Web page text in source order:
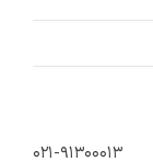
۰۲۱-۹۱۳۰۰۰۱۳